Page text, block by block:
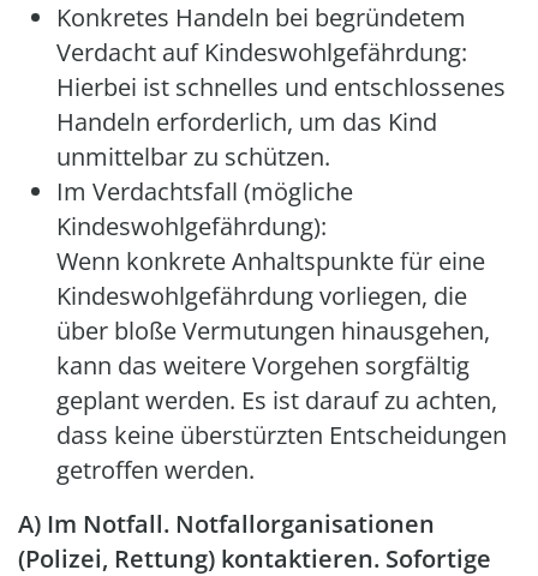
Konkretes Handeln bei begründetem
Verdacht auf Kindeswohlgefährdung:
Hierbei ist schnelles und entschlossenes
Handeln erforderlich, um das Kind
unmittelbar zu schützen.
Im Verdachtsfall (mögliche
Kindeswohlgefährdung):
Wenn konkrete Anhaltspunkte für eine
Kindeswohlgefährdung vorliegen, die
über bloße Vermutungen hinausgehen,
kann das weitere Vorgehen sorgfältig
geplant werden. Es ist darauf zu achten,
dass keine überstürzten Entscheidungen
getroffen werden.
A) Im Notfall. Notfallorganisationen
(Polizei, Rettung) kontaktieren. Sofortige